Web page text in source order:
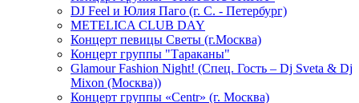
DJ Feel и Юлия Паго (г. С. - Петербург)
METELICA CLUB DAY
Концерт певицы Светы (г.Москва)
Концерт группы "Тараканы"
Glamour Fashion Night! (Спец. Гость – Dj Sveta & Dj
Mixon (Москва))
Концерт группы «Centr» (г. Москва)